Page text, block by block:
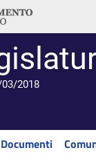
2018
Documenti